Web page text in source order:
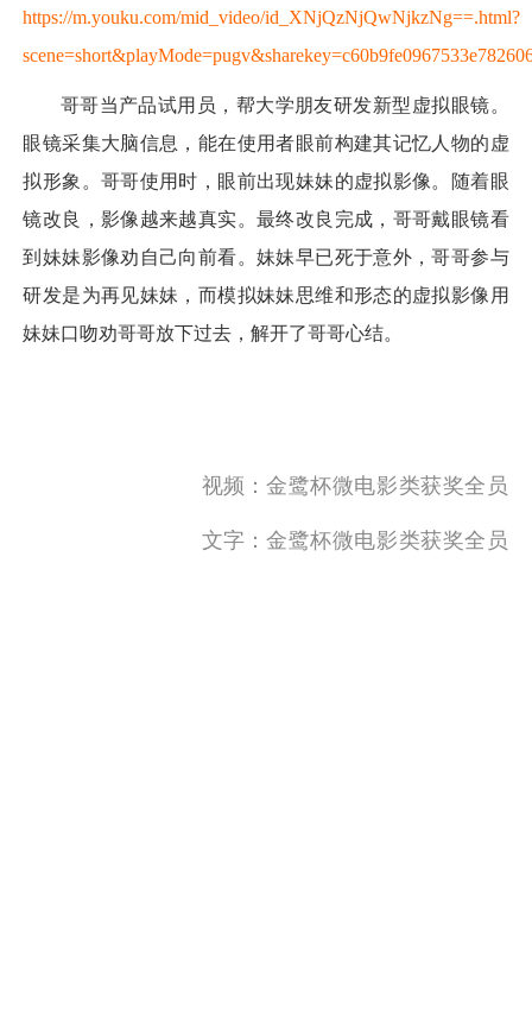
https://m.youku.com/mid_video/id_XNjQzNjQwNjkzNg==.html?
哥哥当产品试用员，帮大学朋友研发新型虚拟眼镜。
眼镜采集大脑信息，能在使用者眼前构建其记忆人物的虚
拟形象。哥哥使用时，眼前出现妹妹的虚拟影像。随着眼
镜改良，影像越来越真实。最终改良完成，哥哥戴眼镜看
到妹妹影像劝自己向前看。妹妹早已死于意外，哥哥参与
研发是为再见妹妹，而模拟妹妹思维和形态的虚拟影像用
妹妹口吻劝哥哥放下过去，解开了哥哥心结。
视频：金鹭杯微电影类获奖全员
文字：金鹭杯微电影类获奖全员